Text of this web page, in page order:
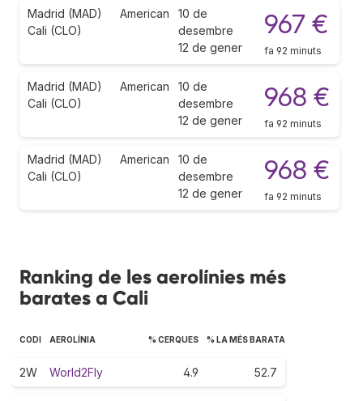
Madrid (MAD)
Cali (CLO)
American
10 de
desembre
12 de gener
967 €
fa 92 minuts
Madrid (MAD)
Cali (CLO)
American
10 de
desembre
12 de gener
968 €
fa 92 minuts
Madrid (MAD)
Cali (CLO)
American
10 de
desembre
12 de gener
968 €
fa 92 minuts
Ranking de les aerolínies més
barates a Cali
CODI AEROLÍNIA % CERQUES % LA MÉS BARATA
2W World2Fly 4.9 52.7